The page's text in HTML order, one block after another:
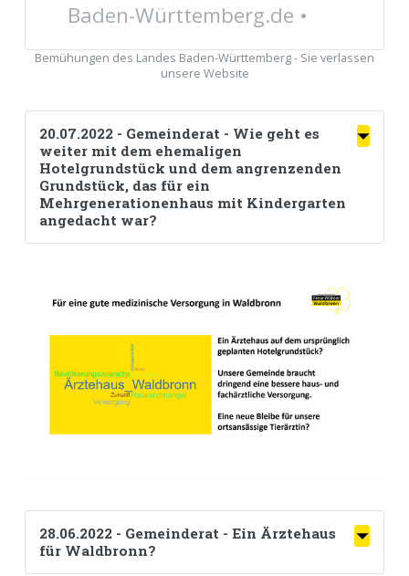
Ländarzt – werde Hausärztin
oder Hausarzt in Baden-
Württemberg“ gegeben. Sie
macht auf die Landarztquote
aufmerksam, über die jährlich 75
Medizinstudienplätze vergeben
werden.
Baden-Württemberg.de
Bemühungen des Landes Baden-Württemberg - Sie verlassen
unsere Website
20.07.2022 - Gemeinderat - Wie geht es
weiter mit dem ehemaligen
Hotelgrundstück und dem angrenzenden
Grundstück, das für ein
Mehrgenerationenhaus mit Kindergarten
angedacht war?
28.06.2022 - Gemeinderat - Ein Ärztehaus
für Waldbronn?